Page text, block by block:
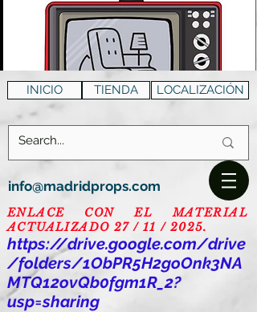
INICIO TIENDA LOCALIZACIÓN
info@madridprops.com
ENLACE CON EL MATERIAL
ACTUALIZADO 27 / 11 / 2025.
https://drive.google.com/drive
/folders/1ObPR5H2goOnk3NA
MTQ12ovQb0fgm1R_2?
usp=sharing